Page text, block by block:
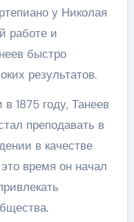
у Николая
работе и
быстро
результатов.
1875 году, Танеев
преподавать в
в качестве
время он начал